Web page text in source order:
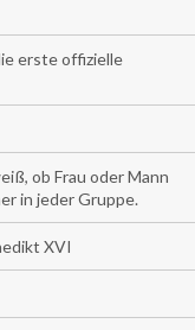
erste offizielle
ob Frau oder Mann
in jeder Gruppe.
XVI